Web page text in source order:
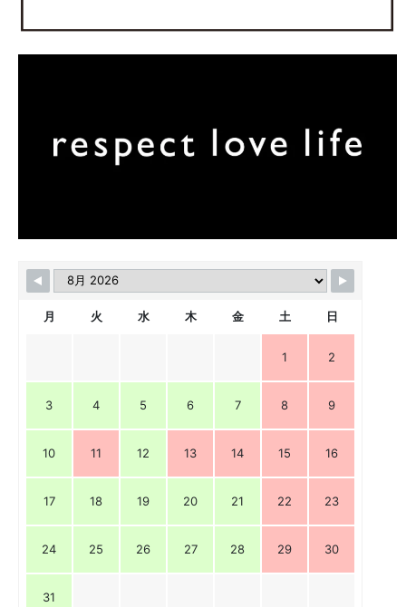
月 火 水 木 金 土 日
1 2
3 4 5 6 7 8 9
10 11 12 13 14 15 16
17 18 19 20 21 22 23
24 25 26 27 28 29 30
31